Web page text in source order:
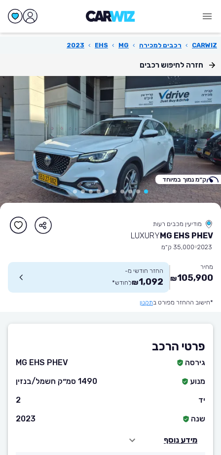
CARWIZ
› רכבים למכירה ›
MG
›
EHS
›
2023
חזרה לחיפוש רכבים
ק״מ נמוך במיוחד
מודיעין מכבים רעות
MG EHS PHEV
LUXURY
2023 35,000 ק״מ
מחיר
105,900
₪
החזר חודשי מ-
1,092
₪לחודש*
*חישוב ההחזר מפורט בתקנון
פרטי הרכב
גירסה
MG EHS PHEV
מנוע
1490 סמ״ק חשמל/בנזין
יד
2
שנה
2023
מידע נוסף